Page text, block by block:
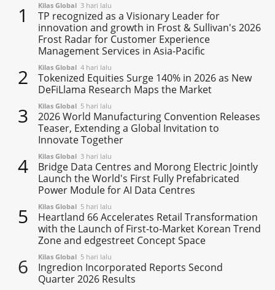
1 Kilas Global 3 hari lalu
TP recognized as a Visionary Leader for
innovation and growth in Frost & Sullivan's 2026
Frost Radar for Customer Experience
Management Services in Asia-Pacific
2 Kilas Global 4 hari lalu
Tokenized Equities Surge 140% in 2026 as New
DeFiLlama Research Maps the Market
3 Kilas Global 5 hari lalu
2026 World Manufacturing Convention Releases
Teaser, Extending a Global Invitation to
Innovate Together
4 Kilas Global 3 hari lalu
Bridge Data Centres and Morong Electric Jointly
Launch the World's First Fully Prefabricated
Power Module for AI Data Centres
5 Kilas Global 5 hari lalu
Heartland 66 Accelerates Retail Transformation
with the Launch of First-to-Market Korean Trend
Zone and edgestreet Concept Space
6 Kilas Global 5 hari lalu
Ingredion Incorporated Reports Second
Quarter 2026 Results